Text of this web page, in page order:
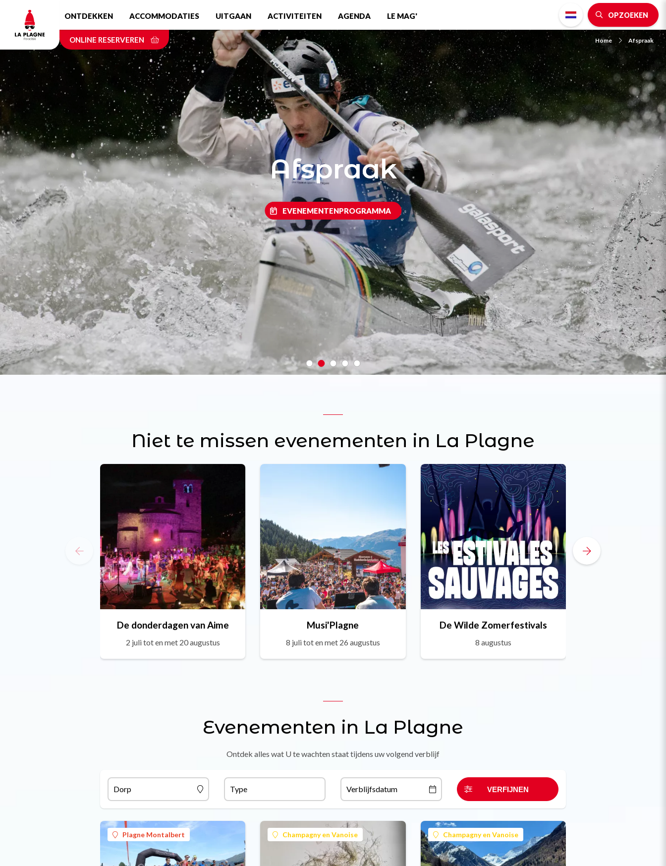
content
ONTDEKKEN ACCOMMODATIES UITGAAN ACTIVITEITEN AGENDA LE MAG' OPZOEKEN
ONLINE RESERVEREN Home Afspraak
Afspraak
EVENEMENTENPROGRAMMA
Niet te missen evenementen in La Plagne
De donderdagen van Aime
2 juli tot en met 20 augustus
Musi'Plagne
8 juli tot en met 26 augustus
De Wilde Zomerfestivals
8 augustus
Evenementen in La Plagne
Ontdek alles wat U te wachten staat tijdens uw volgend verblijf
Dorp Type Verblijfsdatum
Plagne Montalbert Champagny en Vanoise Champagny en Vanoise